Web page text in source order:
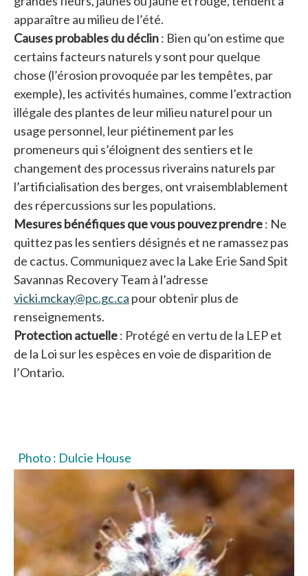
apparaître au milieu de l’été.
Causes probables du déclin: Bien qu’on estime que
certains facteurs naturels y sont pour quelque
chose (l’érosion provoquée par les tempêtes, par
exemple), les activités humaines, comme l’extraction
illégale des plantes de leur milieu naturel pour un
usage personnel, leur piétinement par les
promeneurs qui s’éloignent des sentiers et le
changement des processus riverains naturels par
l’artificialisation des berges, ont vraisemblablement
des répercussions sur les populations.
Mesures bénéfiques que vous pouvez prendre: Ne
quittez pas les sentiers désignés et ne ramassez pas
de cactus. Communiquez avec la Lake Erie Sand Spit
Savannas Recovery Team à l’adresse
vicki.mckay@pc.gc.ca pour obtenir plus de
renseignements.
Protection actuelle: Protégé en vertu de la LEP et
de la Loi sur les espèces en voie de disparition de
l’Ontario.
Photo : Dulcie House